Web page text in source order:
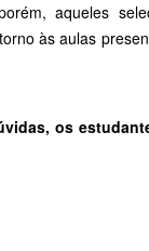
aqueles
às aulas
os